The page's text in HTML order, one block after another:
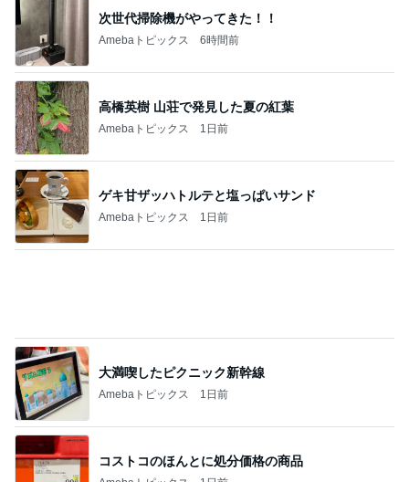
次世代掃除機がやってきた！！
Amebaトピックス 6時間前
高橋英樹 山荘で発見した夏の紅葉
Amebaトピックス 1日前
ゲキ甘ザッハトルテと塩っぱいサンド
Amebaトピックス 1日前
コストコのほんとに処分価格の商品
Amebaトピックス 1日前